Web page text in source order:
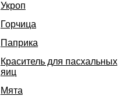
Укроп
Горчица
Паприка
Краситель для пасхальных
яиц
Мята